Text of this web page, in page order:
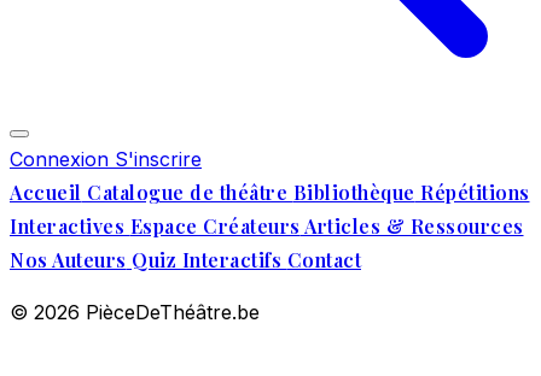
Connexion S'inscrire
Accueil Catalogue de théâtre Bibliothèque Répétitions
Interactives Espace Créateurs Articles & Ressources
Nos Auteurs Quiz Interactifs Contact
© 2026 PièceDeThéâtre.be